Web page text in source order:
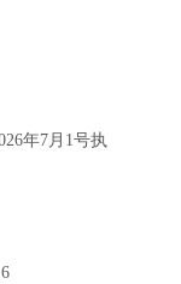
年7月1号执